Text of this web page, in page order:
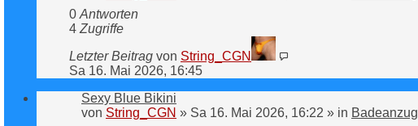
0 Antworten
4 Zugriffe
Letzter Beitrag von String_CGN
Sa 16. Mai 2026, 16:45
Sexy Blue Bikini
von String_CGN » Sa 16. Mai 2026, 16:22 » in Badeanzug